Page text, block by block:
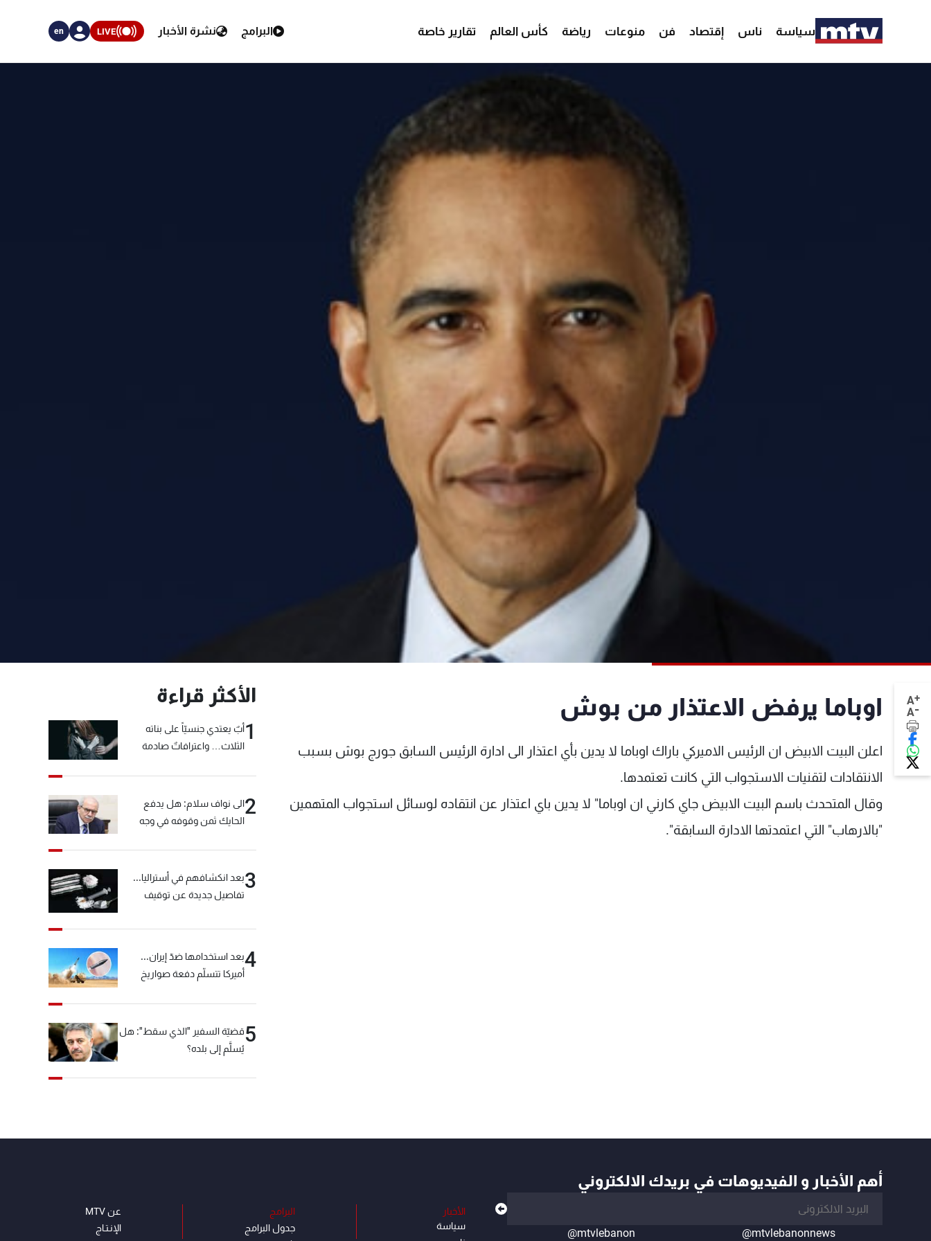
سياسة ناس إقتصاد فن منوعات رياضة كأس العالم تقارير خاصة البرامج نشرة الأخبار LIVE
en
A+
A- اوباما يرفض الاعتذار من بوش
اعلن البيت الابيض ان الرئيس الاميركي باراك اوباما لا يدين بأي اعتذار الى ادارة الرئيس السابق جورج بوش بسبب
الانتقادات لتقنيات الاستجواب التي كانت تعتمدها.
وقال المتحدث باسم البيت الابيض جاي كارني ان اوباما" لا يدين باي اعتذار عن انتقاده لوسائل استجواب المتهمين
"بالارهاب" التي اعتمدتها الادارة السابقة".
الأكثر قراءة
1أبٌ يعتدي جنسيّاً على بناته
الثلاث… واعترافاتٌ صادمة
2الى نواف سلام: هل يدفع
الحايك ثمن وقوفه في وجه
3بعد انكشافهم في أستراليا...
تفاصيل جديدة عن توقيف
4بعد استخدامها ضدّ إيران...
أميركا تتسلّم دفعة صواريخ
5قضيّة السفير "الذي سقط": هل
يُسلَّم إلى بلده؟
أهم الأخبار و الفيديوهات في بريدك الالكتروني
@mtvlebanonnews
@mtvlebanon
الأخبار
سياسة
البرامج
جدول البرامج
عن MTV
الإنـتـاج